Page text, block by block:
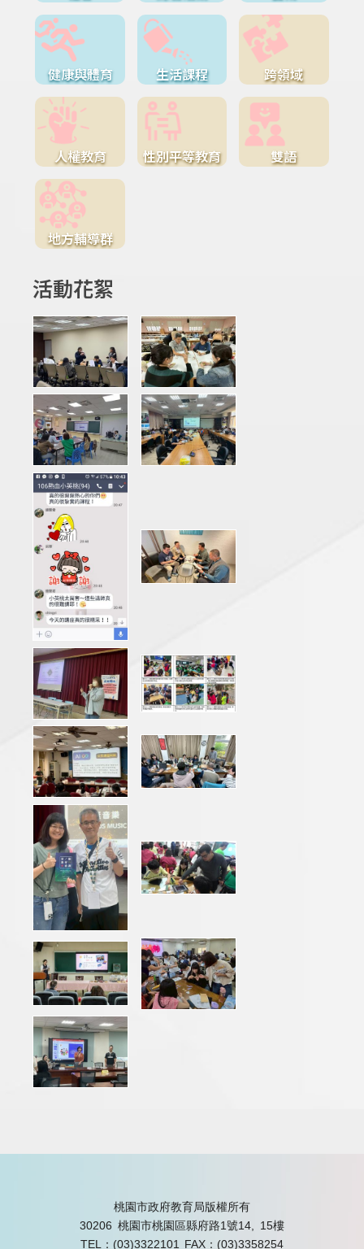
健康與體育 生活課程 跨領域
人權教育 性別平等教育 雙語
地方輔導群
活動花絮
桃園市政府教育局版權所有
30206 桃園市桃園區縣府路1號14, 15樓
TEL：(03)3322101
FAX：(03)3358254